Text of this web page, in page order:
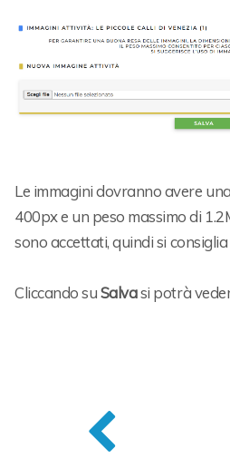
Le immagini dovranno avere
400px e un peso massimo di
sono accettati, quindi si
Cliccando suSalvasi potrà